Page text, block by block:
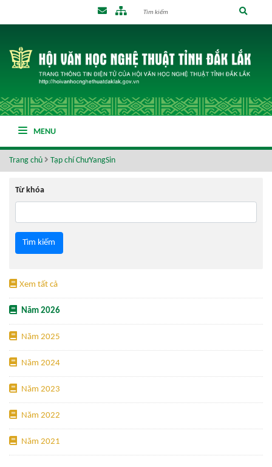
MENU
Trang chủ Tạp chí ChưYangSin
Từ khóa
Xem tất cả
Năm 2026
Năm 2025
Năm 2024
Năm 2023
Năm 2022
Năm 2021